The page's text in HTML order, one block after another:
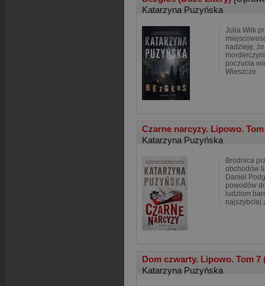
Katarzyna Puzyńska
Julia Wilk
nadzieję,
poczucia
Wieszcze
Czarne narcyzy. Lipowo.
Katarzyna Puzyńska
Brodnica
obchodów
Daniel
powodów
ludziom
najszybciej
Dom czwarty. Lipowo. Tom
Katarzyna Puzyńska